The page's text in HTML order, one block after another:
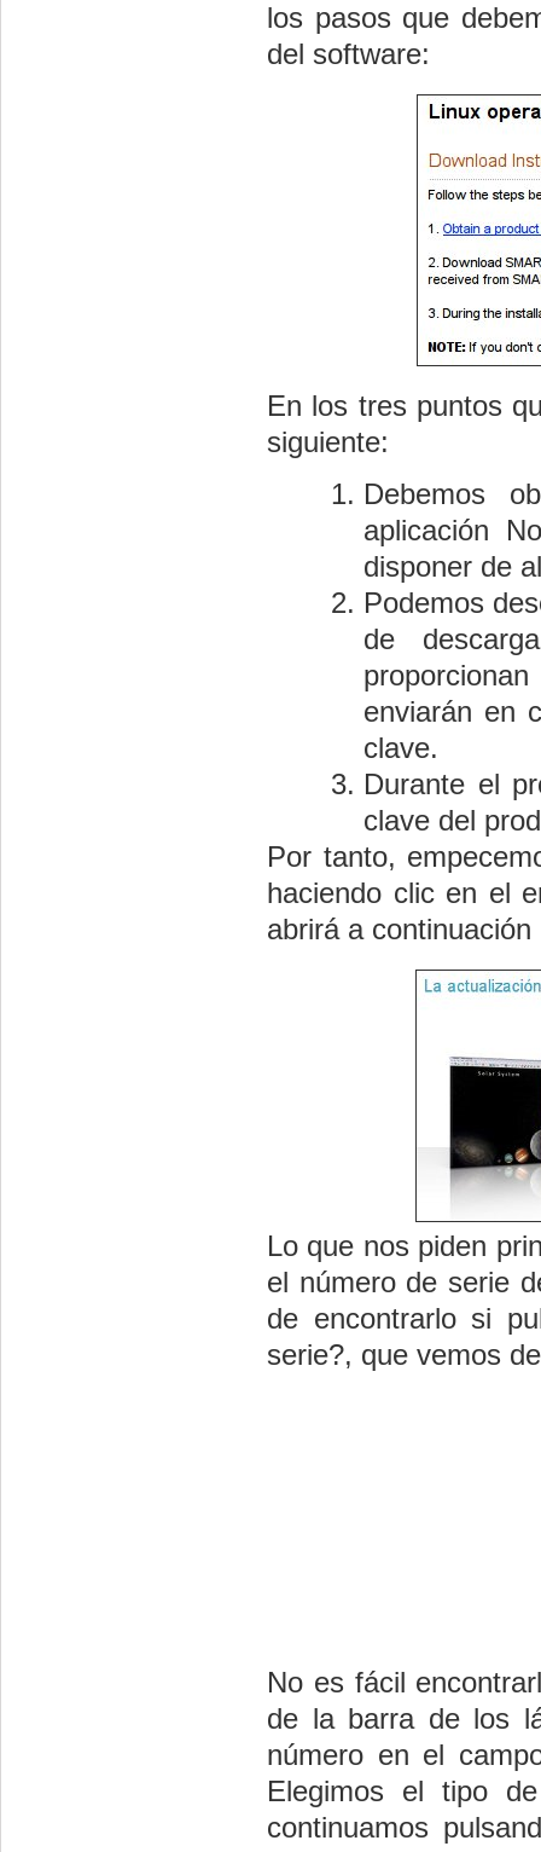
los pasos que
del software:
En los tres puntos
siguiente:
Debemos
aplicación
disponer de
Podemos
de
enviarán en
clave.
Durante el
clave del
Por tanto,
haciendo clic en el
abrirá a
Lo que nos piden
el número de serie
de encontrarlo si
serie?, que vemos
No es fácil
de la barra de los
número en el
Elegimos el tipo
continuamos